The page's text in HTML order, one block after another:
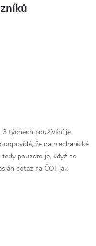
3 týdnech používání je
odpovídá, že na mechanické
tedy pouzdro je, když se
dotaz na ČOI, jak